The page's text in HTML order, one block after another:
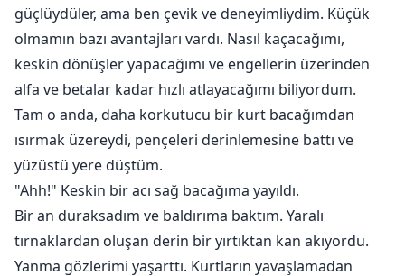
güçlüydüler, ama ben çevik ve deneyimliydim. Küçük
olmamın bazı avantajları vardı. Nasıl kaçacağımı,
keskin dönüşler yapacağımı ve engellerin üzerinden
alfa ve betalar kadar hızlı atlayacağımı biliyordum.
Tam o anda, daha korkutucu bir kurt bacağımdan
ısırmak üzereydi, pençeleri derinlemesine battı ve
yüzüstü yere düştüm.
"Ahh!" Keskin bir acı sağ bacağıma yayıldı.
Bir an duraksadım ve baldırıma baktım. Yaralı
tırnaklardan oluşan derin bir yırtıktan kan akıyordu.
Yanma gözlerimi yaşarttı. Kurtların yavaşlamadan